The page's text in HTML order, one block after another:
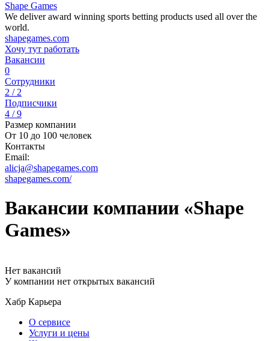
Shape Games
We deliver award winning sports betting products used all over the
world.
shapegames.com
Хочу тут работать
Вакансии
0
Сотрудники
2 / 2
Подписчики
4 / 9
Размер компании
От 10 до 100 человек
Контакты
Email:
alicja@shapegames.com
shapegames.com/
Вакансии компании «Shape
Games»
Нет вакансий
У компании нет открытых вакансий
Хабр Карьера
О сервисе
Услуги и цены